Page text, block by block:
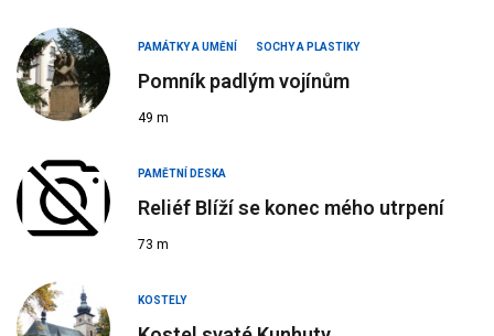
PAMÁTKY A UMĚNÍ SOCHY A PLASTIKY
Pomník padlým vojínům
49 m
PAMĚTNÍ DESKA
Reliéf Blíží se konec mého utrpení
73 m
KOSTELY